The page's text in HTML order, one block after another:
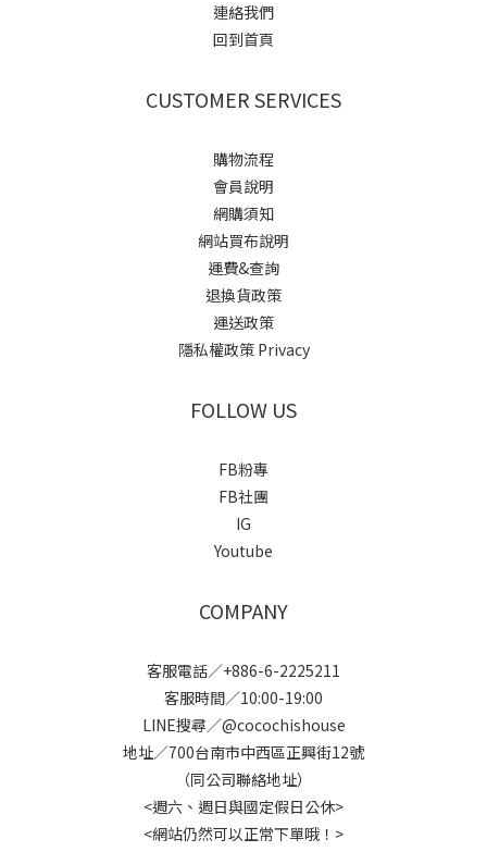
連絡我們
回到首頁
CUSTOMER SERVICES
購物流程
會員說明
網購須知
網站買布說明
運費&查詢
退換貨政策
運送政策
隱私權政策 Privacy
FOLLOW US
FB粉專
FB社團
IG
Youtube
COMPANY
客服電話／+886-6-2225211
客服時間／10:00-19:00
LINE搜尋／@cocochishouse
地址／700台南市中西區正興街12號
（同公司聯絡地址）
<週六、週日與國定假日公休>
<網站仍然可以正常下單哦！>